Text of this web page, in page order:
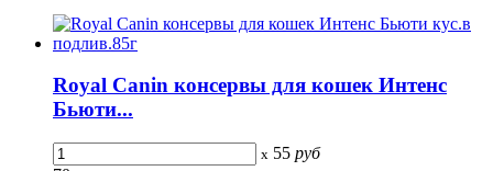
Royal Canin консервы для кошек Интенс
Бьюти...
x 55 руб